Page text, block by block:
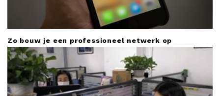
Zo bouw je een professioneel netwerk op